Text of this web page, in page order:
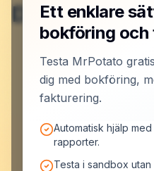
Ett enklare
bokföring
Testa MrPotato
dig med bokföring,
fakturering.
Automatisk hjälp
rapporter.
Testa i sandbox
Du är klar här
Skapa konto